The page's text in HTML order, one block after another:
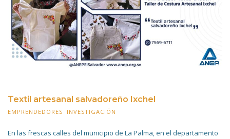
Textil artesanal salvadoreño Ixchel
EMPRENDEDORES INVESTIGACIÓN
En las frescas calles del municipio de La Palma, en el departamento